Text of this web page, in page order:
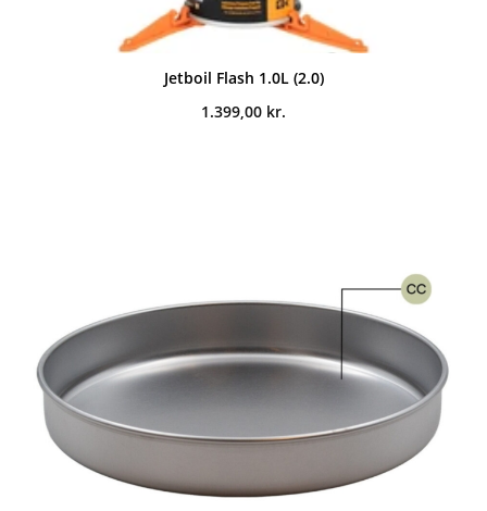
Jetboil Flash 1.0L (2.0)
1.399,00 kr.